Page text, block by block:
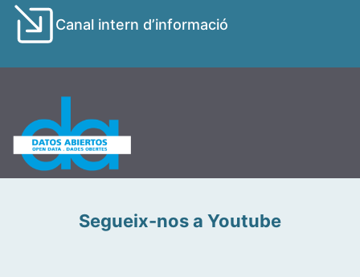
Canal intern d’informació
Segueix-nos a Youtube